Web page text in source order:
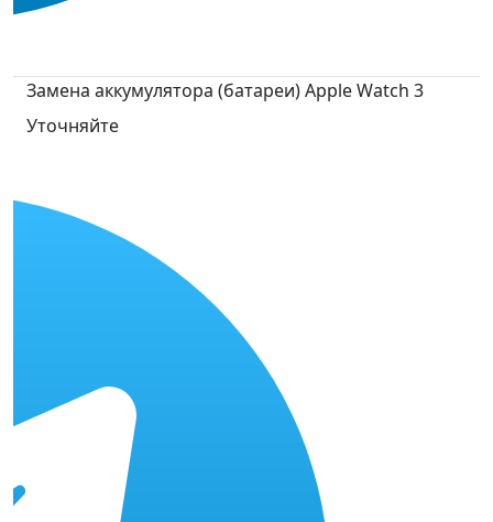
Замена аккумулятора (батареи) Apple Watch 3
Уточняйте